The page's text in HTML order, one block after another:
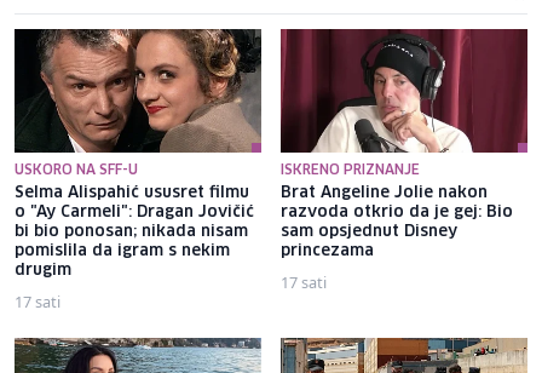
USKORO NA SFF-U
Selma Alispahić ususret filmu
o "Ay Carmeli": Dragan Jovičić
bi bio ponosan; nikada nisam
pomislila da igram s nekim
drugim
17 sati
ISKRENO PRIZNANJE
Brat Angeline Jolie nakon
razvoda otkrio da je gej: Bio
sam opsjednut Disney
princezama
17 sati